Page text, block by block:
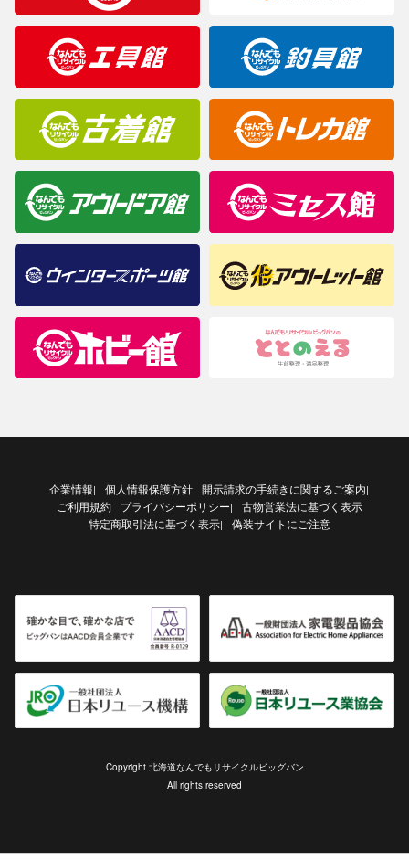
製造元が定めたカラー名と異なることもあります。色調などご不
明なことがありましたらご購入前にお問い合わせください。
商品について
企業情報| 個人情報保護方針 開示請求の手続きに関するご案内|
ご利用規約 プライバシーポリシー|
古物営業法に基づく表示
特定商取引法に基づく表示| 偽装サイトにご注意
Copyright 北海道なんでもリサイクルビッグバン
All rights reserved